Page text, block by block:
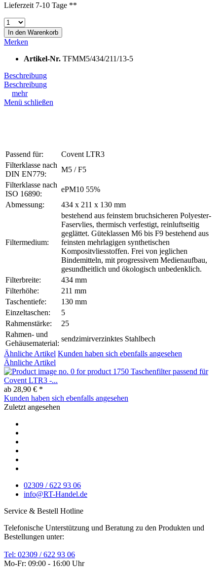
Lieferzeit 7-10 Tage **
In den Warenkorb
Merken
Artikel-Nr. TFMM5/434/211/13-5
Beschreibung
Beschreibung
mehr
Menü schließen
Passend für:
Covent LTR3
Filterklasse nach
DIN EN779:
M5 / F5
Filterklasse nach
ISO 16890:
ePM10 55%
Abmessung:
434 x 211 x 130 mm
Filtermedium:
bestehend aus feinstem bruchsicheren Polyester-
Faservlies, thermisch verfestigt, reinluftseitig
geglättet. Güteklassen M6 bis F9 bestehend aus
feinsten mehrlagigen synthetischen
Kompositvliesstoffen. Frei von jeglichen
Bindemitteln, mit progressivem Medienaufbau,
gesundheitlich und ökologisch unbedenklich.
Filterbreite:
434 mm
Filterhöhe:
211 mm
Taschentiefe:
130 mm
Einzeltaschen:
5
Rahmenstärke:
25
Rahmen- und
Gehäusematerial:
sendzimirverzinktes Stahlbech
Ähnliche Artikel Kunden haben sich ebenfalls angesehen
Ähnliche Artikel
Taschenfilter passend für
Covent LTR3 -...
ab 28,90 € *
Kunden haben sich ebenfalls angesehen
Zuletzt angesehen
02309 / 622 93 06
info@RT-Handel.de
Service & Bestell Hotline
Telefonische Unterstützung und Beratung zu den Produkten und
Bestellungen unter:
Tel: 02309 / 622 93 06
Mo-Fr: 09:00 - 16:00 Uhr